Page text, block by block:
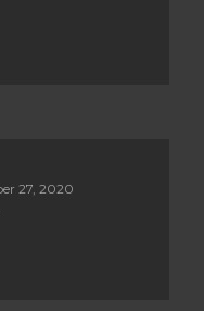
27, 2020